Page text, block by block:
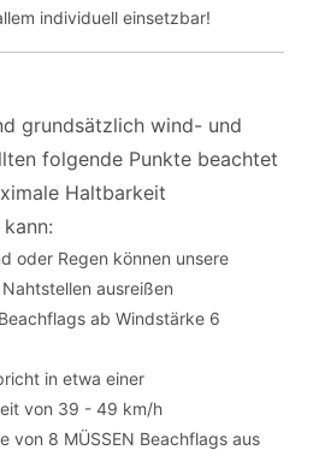
individuell einsetzbar!
grundsätzlich wind- und
folgende Punkte beachtet
Haltbarkeit
oder Regen können unsere
ausreißen
ab Windstärke 6
in etwa einer
von 39 - 49 km/h
von 8 MÜSSEN Beachflags aus